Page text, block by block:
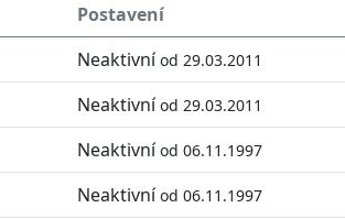
Postavení
Neaktivníod 29.03.2011
Neaktivníod 29.03.2011
Neaktivníod 06.11.1997
Neaktivníod 06.11.1997